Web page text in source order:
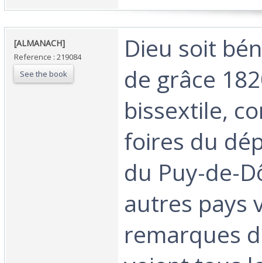
‎[ALMANACH] ‎
Reference : 219084
See the book
‎Dieu soit
de grâce
bissextile,
foires du
du Puy-de-
autres pays
remarques